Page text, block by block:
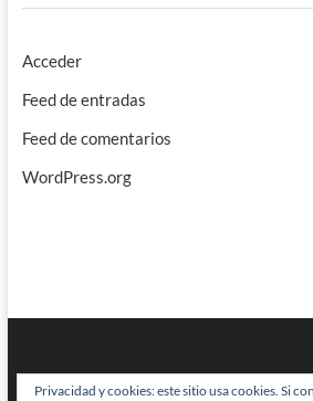
Acceder
Feed de entradas
Feed de comentarios
WordPress.org
Privacidad y cookies: este sitio usa cookies. Si